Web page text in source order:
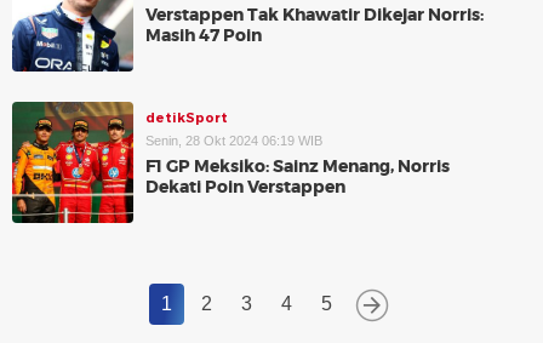
Verstappen Tak Khawatir Dikejar Norris:
Masih 47 Poin
detikSport
Senin, 28 Okt 2024 06:19 WIB
F1 GP Meksiko: Sainz Menang, Norris
Dekati Poin Verstappen
1 2 3 4 5